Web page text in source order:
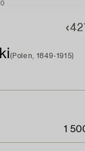
(Polen, 1849-1915)
1